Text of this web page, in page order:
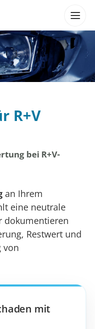
R+V
bei R+V-
an Ihrem
eine neutrale
dokumentieren
Restwert und
von
mit